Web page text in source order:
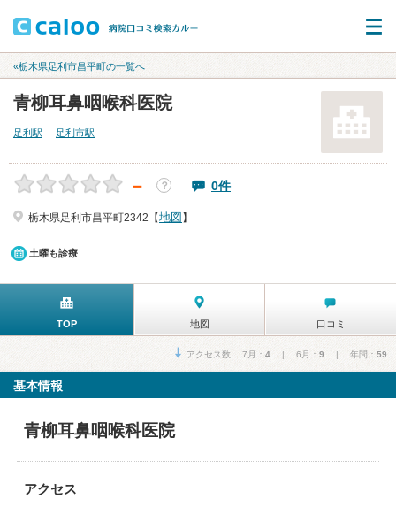
«栃木県足利市昌平町の一覧へ
青柳耳鼻咽喉科医院
足利駅 足利市駅
－ ？ 0件
栃木県足利市昌平町2342【地図 】
土曜も診療
TOP 地図 口コミ
アクセス数 7月： 4 | 6月： 9 | 年間： 59
基本情報
青柳耳鼻咽喉科医院
アクセス